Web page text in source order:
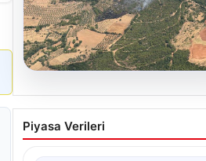
05.08.2026
Muğla Yatağan’da orman
yangını
Piyasa Verileri